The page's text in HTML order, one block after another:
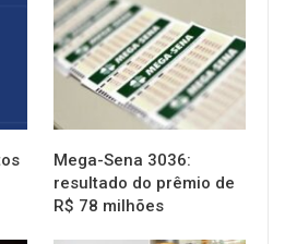
NOTÍCIAS
Mega-Sena 3036:
resultado do prêmio de
R$ 78 milhões